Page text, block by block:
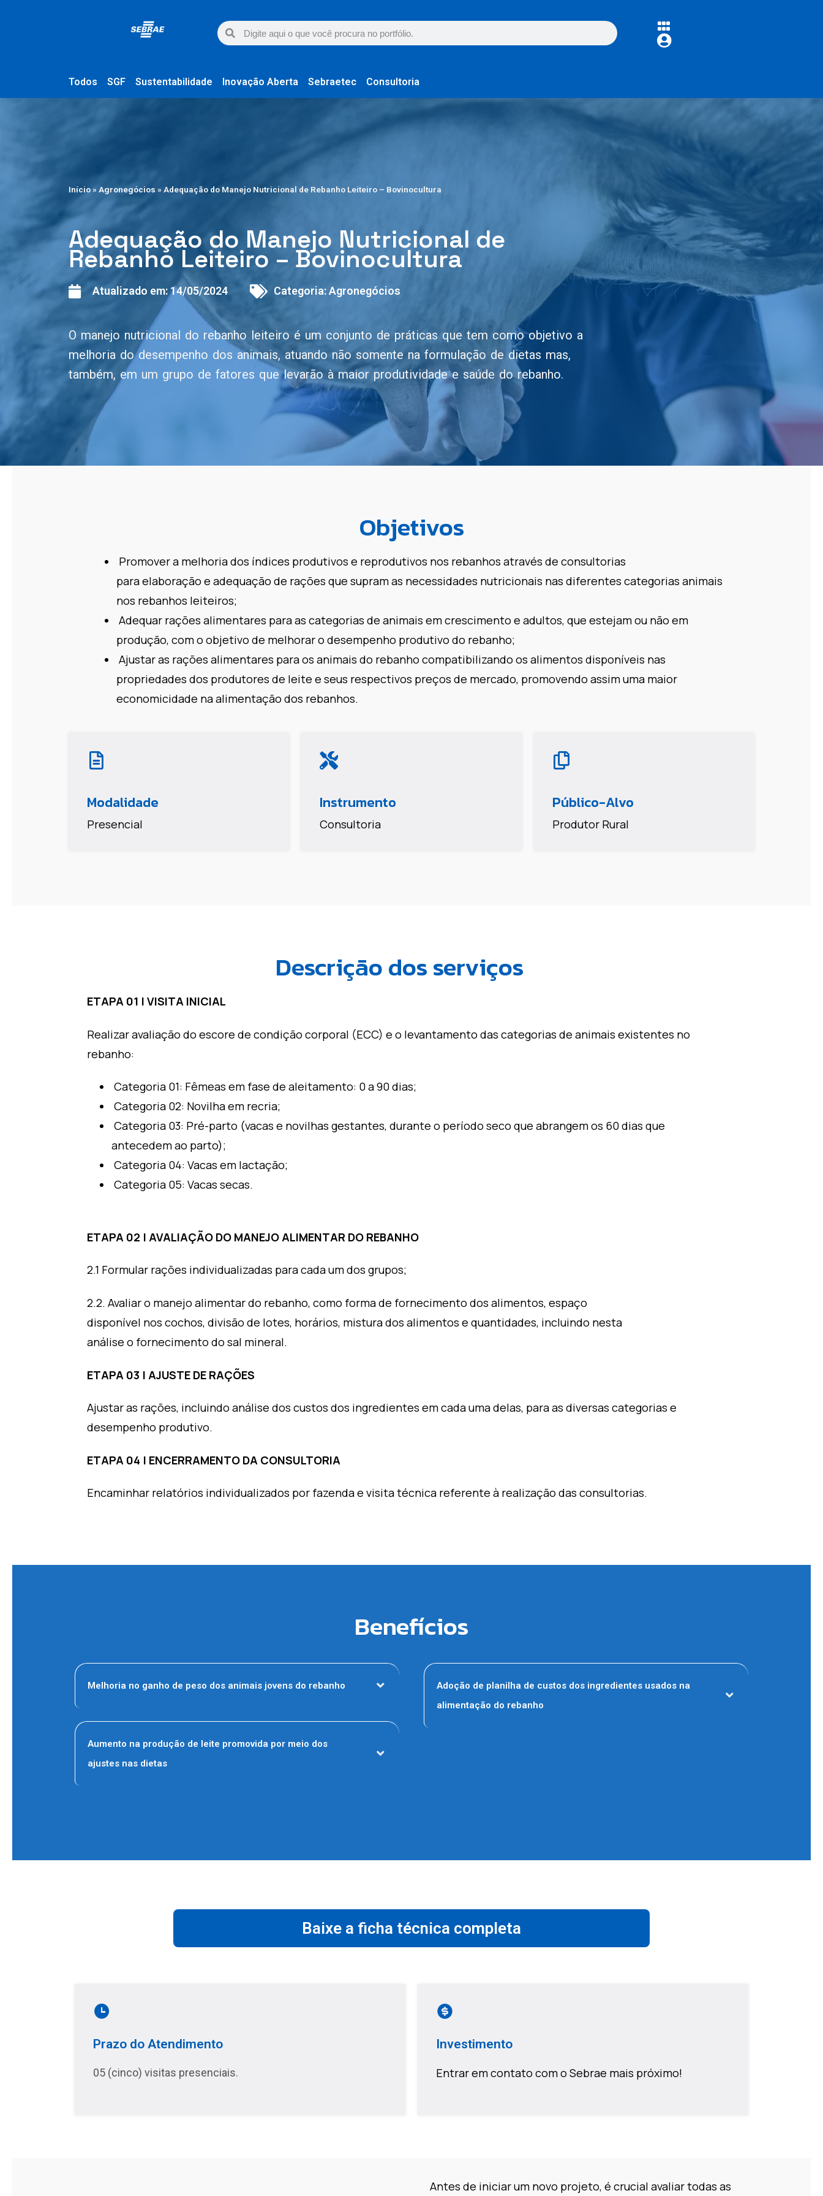
Todos SGF Sustentabilidade Inovação Aberta Sebraetec Consultoria
Início» Agronegócios » Adequação do Manejo Nutricional de Rebanho Leiteiro – Bovinocultura
Adequação do Manejo Nutricional de
Rebanho Leiteiro – Bovinocultura
Atualizado em:14/05/2024 Categoria:Agronegócios
O manejo nutricional do rebanho leiteiro é um conjunto de práticas que tem como objetivo a
melhoria do desempenho dos animais, atuando não somente na formulação de dietas mas,
também, em um grupo de fatores que levarão à maior produtividade e saúde do rebanho.
Objetivos
Promover a melhoria dos índices produtivos e reprodutivos nos rebanhos através de consultorias
para elaboração e adequação de rações que supram as necessidades nutricionais nas diferentes categorias animais
nos rebanhos leiteiros;
Adequar rações alimentares para as categorias de animais em crescimento e adultos, que estejam ou não em
produção, com o objetivo de melhorar o desempenho produtivo do rebanho;
Ajustar as rações alimentares para os animais do rebanho compatibilizando os alimentos disponíveis nas
propriedades dos produtores de leite e seus respectivos preços de mercado, promovendo assim uma maior
economicidade na alimentação dos rebanhos.
Modalidade
Presencial
Instrumento
Consultoria
Público-Alvo
Produtor Rural
Descrição dos serviços
ETAPA 01 | VISITA INICIAL
Realizar avaliação do escore de condição corporal (ECC) e o levantamento das categorias de animais existentes no
rebanho:
Categoria 01: Fêmeas em fase de aleitamento: 0 a 90 dias;
Categoria 02: Novilha em recria;
Categoria 03: Pré-parto (vacas e novilhas gestantes, durante o período seco que abrangem os 60 dias que
antecedem ao parto);
Categoria 04: Vacas em lactação;
Categoria 05: Vacas secas.
ETAPA 02 | AVALIAÇÃO DO MANEJO ALIMENTAR DO REBANHO
2.1 Formular rações individualizadas para cada um dos grupos;
2.2. Avaliar o manejo alimentar do rebanho, como forma de fornecimento dos alimentos, espaço
disponível nos cochos, divisão de lotes, horários, mistura dos alimentos e quantidades, incluindo nesta
análise o fornecimento do sal mineral.
ETAPA 03 | AJUSTE DE RAÇÕES
Ajustar as rações, incluindo análise dos custos dos ingredientes em cada uma delas, para as diversas categorias e
desempenho produtivo.
ETAPA 04 | ENCERRAMENTO DA CONSULTORIA
Encaminhar relatórios individualizados por fazenda e visita técnica referente à realização das consultorias.
Benefícios
Melhoria no ganho de peso dos animais jovens do rebanho
Aumento na produção de leite promovida por meio dos
ajustes nas dietas
Adoção de planilha de custos dos ingredientes usados na
alimentação do rebanho
Baixe a ficha técnica completa
Prazo do Atendimento
05 (cinco) visitas presenciais.
Investimento
Entrar em contato com o Sebrae mais próximo!
Antes de iniciar um novo projeto, é crucial avaliar todas as